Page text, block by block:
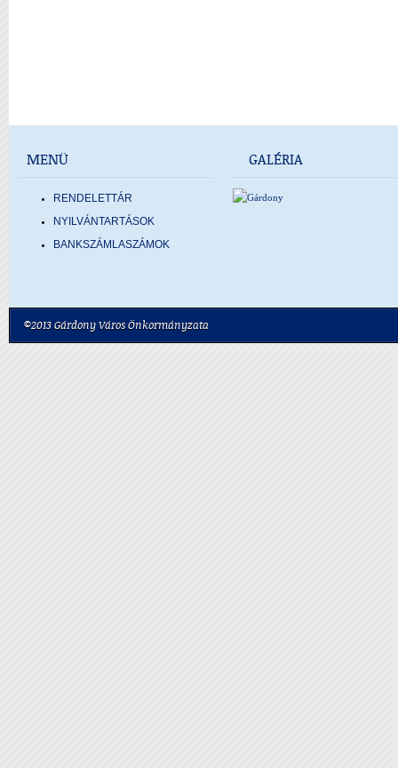
MENÜ
RENDELETTÁR
NYILVÁNTARTÁSOK
BANKSZÁMLASZÁMOK
GALÉRIA
©2013 Gárdony Város Önkormányzata